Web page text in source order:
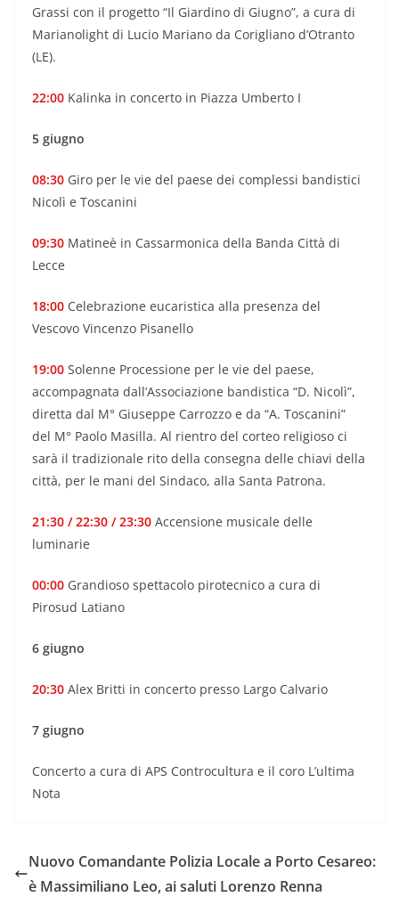
Grassi con il progetto “Il Giardino di Giugno”, a cura di
Marianolight di Lucio Mariano da Corigliano d’Otranto
(LE).
22:00 Kalinka in concerto in Piazza Umberto I
5 giugno
08:30 Giro per le vie del paese dei complessi bandistici
Nicolì e Toscanini
09:30 Matineè in Cassarmonica della Banda Città di
Lecce
18:00 Celebrazione eucaristica alla presenza del
Vescovo Vincenzo Pisanello
19:00 Solenne Processione per le vie del paese,
accompagnata dall’Associazione bandistica “D. Nicolì”,
diretta dal M° Giuseppe Carrozzo e da “A. Toscanini”
del M° Paolo Masilla. Al rientro del corteo religioso ci
sarà il tradizionale rito della consegna delle chiavi della
città, per le mani del Sindaco, alla Santa Patrona.
21:30 / 22:30 / 23:30 Accensione musicale delle
luminarie
00:00 Grandioso spettacolo pirotecnico a cura di
Pirosud Latiano
6 giugno
20:30 Alex Britti in concerto presso Largo Calvario
7 giugno
Concerto a cura di APS Controcultura e il coro L’ultima
Nota
Nuovo Comandante Polizia Locale a Porto Cesareo:
è Massimiliano Leo, ai saluti Lorenzo Renna